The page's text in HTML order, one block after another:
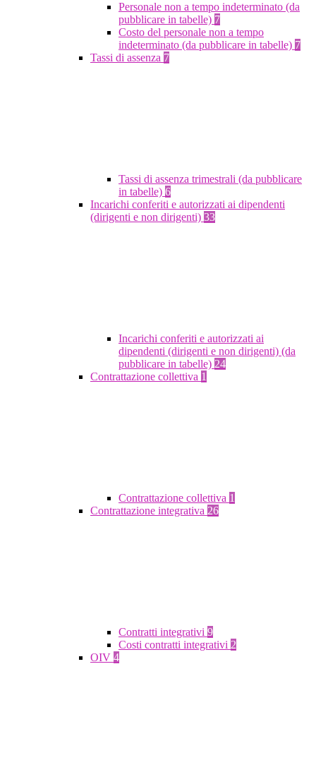
Personale non a tempo indeterminato (da
pubblicare in tabelle) 7
Costo del personale non a tempo
indeterminato (da pubblicare in tabelle) 7
Tassi di assenza 7
Tassi di assenza trimestrali (da pubblicare
in tabelle) 6
Incarichi conferiti e autorizzati ai dipendenti
(dirigenti e non dirigenti) 33
Incarichi conferiti e autorizzati ai
dipendenti (dirigenti e non dirigenti) (da
pubblicare in tabelle) 24
Contrattazione collettiva 1
Contrattazione collettiva 1
Contrattazione integrativa 26
Contratti integrativi 9
Costi contratti integrativi 2
OIV 4